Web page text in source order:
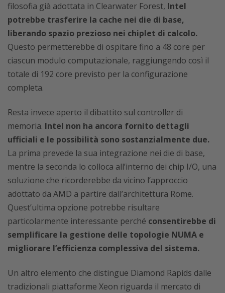
filosofia già adottata in Clearwater Forest, Intel
potrebbe trasferire la cache nei die di base,
liberando spazio prezioso nei chiplet di calcolo.
Questo permetterebbe di ospitare fino a 48 core per
ciascun modulo computazionale, raggiungendo così il
totale di 192 core previsto per la configurazione
completa.
Resta invece aperto il dibattito sul controller di
memoria. Intel non ha ancora fornito dettagli
ufficiali e le possibilità sono sostanzialmente due.
La prima prevede la sua integrazione nei die di base,
mentre la seconda lo colloca all’interno dei chip I/O, una
soluzione che ricorderebbe da vicino l’approccio
adottato da AMD a partire dall’architettura Rome.
Quest’ultima opzione potrebbe risultare
particolarmente interessante perché consentirebbe di
semplificare la gestione delle topologie NUMA e
migliorare l’efficienza complessiva del sistema.
Un altro elemento che distingue Diamond Rapids dalle
tradizionali piattaforme Xeon riguarda il mercato di